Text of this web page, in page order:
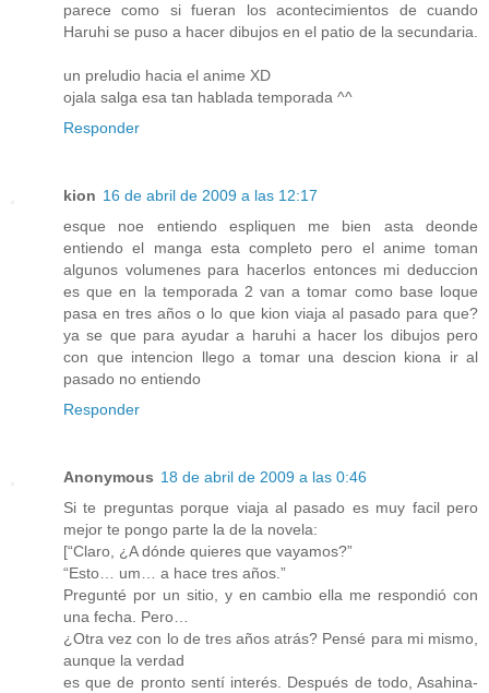
parece como si fueran los acontecimientos de cuando
Haruhi se puso a hacer dibujos en el patio de la secundaria.
un preludio hacia el anime XD
ojala salga esa tan hablada temporada ^^
Responder
kion 16 de abril de 2009 a las 12:17
esque noe entiendo espliquen me bien asta deonde
entiendo el manga esta completo pero el anime toman
algunos volumenes para hacerlos entonces mi deduccion
es que en la temporada 2 van a tomar como base loque
pasa en tres años o lo que kion viaja al pasado para que?
ya se que para ayudar a haruhi a hacer los dibujos pero
con que intencion llego a tomar una descion kiona ir al
pasado no entiendo
Responder
Anonymous 18 de abril de 2009 a las 0:46
Si te preguntas porque viaja al pasado es muy facil pero
mejor te pongo parte la de la novela:
[“Claro, ¿A dónde quieres que vayamos?”
“Esto… um… a hace tres años.”
Pregunté por un sitio, y en cambio ella me respondió con
una fecha. Pero…
¿Otra vez con lo de tres años atrás? Pensé para mi mismo,
aunque la verdad
es que de pronto sentí interés. Después de todo, Asahina-